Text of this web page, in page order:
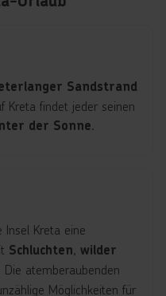
Sandstrand
Kreta findet jeder seinen
der Sonne.
Insel Kreta eine
Schluchten, wilder
Die atemberaubenden
Möglichkeiten für